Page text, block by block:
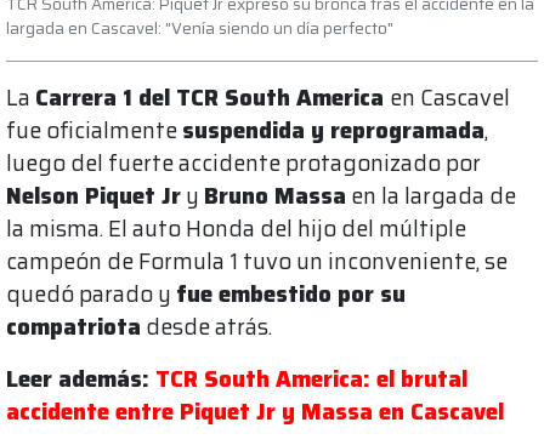
largada en Cascavel: "Venía siendo un día perfecto"
La Carrera 1 del TCR South America en Cascavel
fue oficialmentesuspendida y reprogramada,
luego del fuerte accidente protagonizado por
Nelson Piquet Jry Bruno Massa en la largada de
la misma. El auto Honda del hijo del múltiple
campeón de Formula 1 tuvo un inconveniente, se
quedó parado y fue embestido por su
compatriota desde atrás.
Leer además: TCR South America: el brutal
accidente entre Piquet Jr y Massa en Cascavel